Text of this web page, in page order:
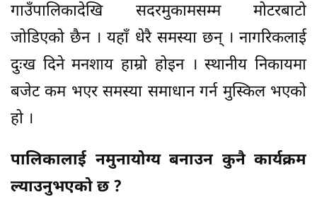
गाउँपालिकादेखि सदरमुकामसम्म मोटरबाटो
जोडिएको छैन । यहाँ धेरै समस्या छन् । नागरिकलाई
दुःख दिने मनशाय हाम्रो होइन । स्थानीय निकायमा
बजेट कम भएर समस्या समाधान गर्न मुस्किल भएको
हो ।
पालिकालाई नमुनायोग्य बनाउन कुनै कार्यक्रम
ल्याउनुभएको छ ?